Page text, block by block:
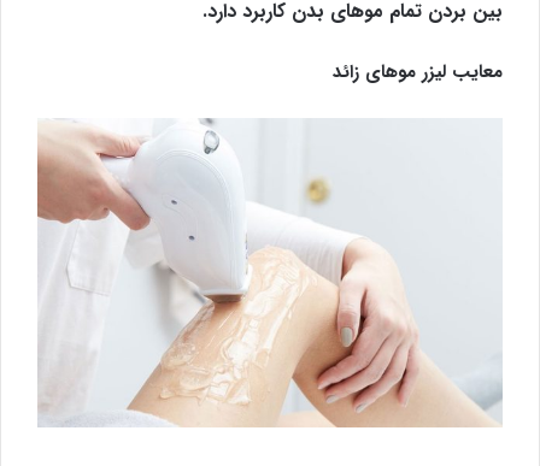
بین بردن تمام موهای بدن کاربرد دارد.
معایب لیزر موهای زائد